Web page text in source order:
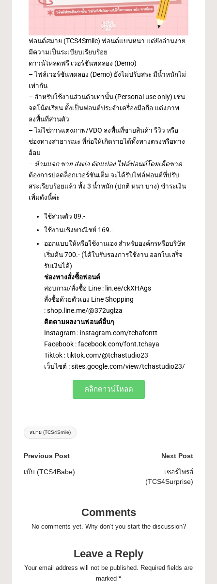
ฟอนต์สมาย (TCS4Smile) ฟอนต์แบนหนา แต่ยังอ่านง่าย
มีความเป็นระเบียบเรียบร้อย
ดาวน์โหลดฟรี เวอร์ชันทดลอง (Demo)
– ไฟล์เวอร์ชันทดลอง (Demo) ยังไม่ปรับสระ มีน้ำหนักไม่
เท่ากัน
– สำหรับใช้งานส่วนตัวเท่านั้น (Personal use only) เช่น
จดโน้ตเรียน ตั้งเป็นฟอนต์ประจำเครื่องมือถือ แต่งภาพ
ลงพื้นที่ส่วนตัว
– ไม่ใช่การแต่งภาพ/VDO ลงพื้นที่ขายสินค้า รีวิว หรือ
ช่องทางสาธารณะ ที่ก่อให้เกิดรายได้ทั้งทางตรงหรือทาง
อ้อม
– ห้ามแจก ขาย ส่งต่อ ดัดแปลง ไฟล์ฟอนต์โดยเด็ดขาด
ต้องการปลดล็อกเวอร์ชันเต็ม จะได้รับไฟล์ฟอนต์ที่ปรับ
สระเรียบร้อยแล้ว ทั้ง 3 น้ำหนัก (ปกติ หนา บาง) ชำระเงิน
เพิ่มดังนี้ค่ะ
ใช้ส่วนตัว 89.-
ใช้งานเชิงพาณิชย์ 169.-
ออกแบบให้หรือใช้งานเอง สำหรับองค์กรหรือบริษัท
เริ่มต้น 700.- (ได้ใบรับรองการใช้งาน ออกใบเสร็จ
รับเงินได้)
ช่องทางสั่งซื้อฟอนต์
สอบถาม/สั่งซื้อ Line : lin.ee/ckXHAgs
สั่งซื้อด้วยตัวเอง Line Shopping
:shop.line.me/@372uglza
ติดตามผลงานฟอนต์อื่นๆ
Instagram : instagram.com/tchafontt
Facebook :facebook.com/font.tchaya
Tiktok :tiktok.com/@tchastudio23
เว็บไซต์ :sites.google.com/view/tchastudio23/
คลิกดาวน์โหลด
สมาย (TCS4Smile)
Previous Post
เบ๊บ (TCS4Babe)
Next Post
เซอร์ไพรส์
(TCS4Surprise)
Comments
No comments yet. Why don’t you start the discussion?
Leave a Reply
Your email address will not be published.
Required fields are
marked *